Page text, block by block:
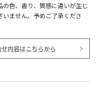
色、香り、質感に違いが生じ
ません。予めご了承くださ
内容はこちらから